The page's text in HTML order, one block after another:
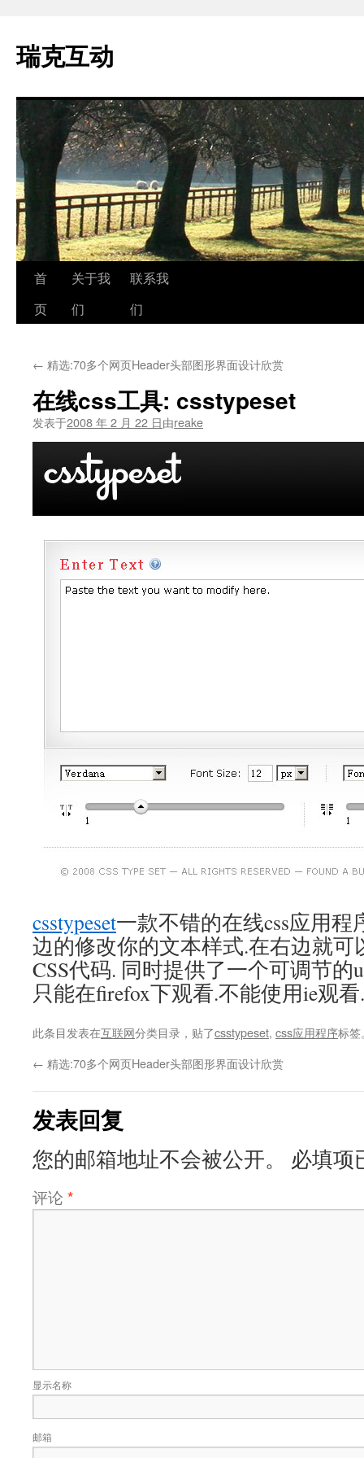
瑞克互动
跳
至
文
首
页
关于我
们
联系我
们
← 精选:70多个网页Header头部图形界面设计欣赏
在线css工具: csstypeset
发表于2008 年 2 月 22 日由reake
csstypeset一款不错的在线css应用
边的修改你的文本样式.在右边就
CSS代码. 同时提供了一个可调节
只能在firefox下观看.不能使用ie观看.
此条目发表在互联网分类目录，贴了csstypeset, css应用程序标签
← 精选:70多个网页Header头部图形界面设计欣赏
发表回复
您的邮箱地址不会被公开。 必填项
评论 *
显示名称
邮箱